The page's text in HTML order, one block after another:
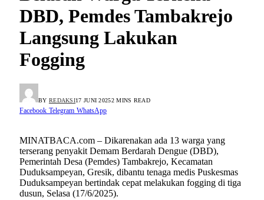
DBD, Pemdes Tambakrejo
Langsung Lakukan
Fogging
BY REDAKSI17 JUNI 20252 MINS READ
Facebook Telegram WhatsApp
MINATBACA.com – Dikarenakan ada 13 warga yang
terserang penyakit Demam Berdarah Dengue (DBD),
Pemerintah Desa (Pemdes) Tambakrejo, Kecamatan
Duduksampeyan, Gresik, dibantu tenaga medis Puskesmas
Duduksampeyan bertindak cepat melakukan fogging di tiga
dusun, Selasa (17/6/2025).